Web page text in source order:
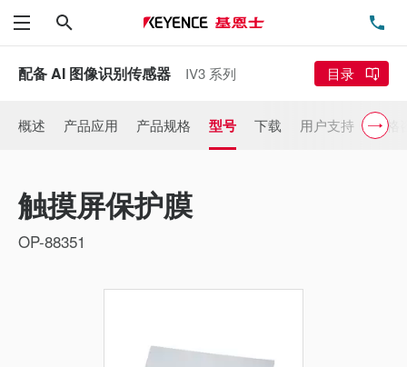
菜单
配备 AI 图像识别传感器 IV3 系列 目录
概述 产品应用 产品规格 型号 下载 用户支持 价格
触摸屏保护膜
OP-88351